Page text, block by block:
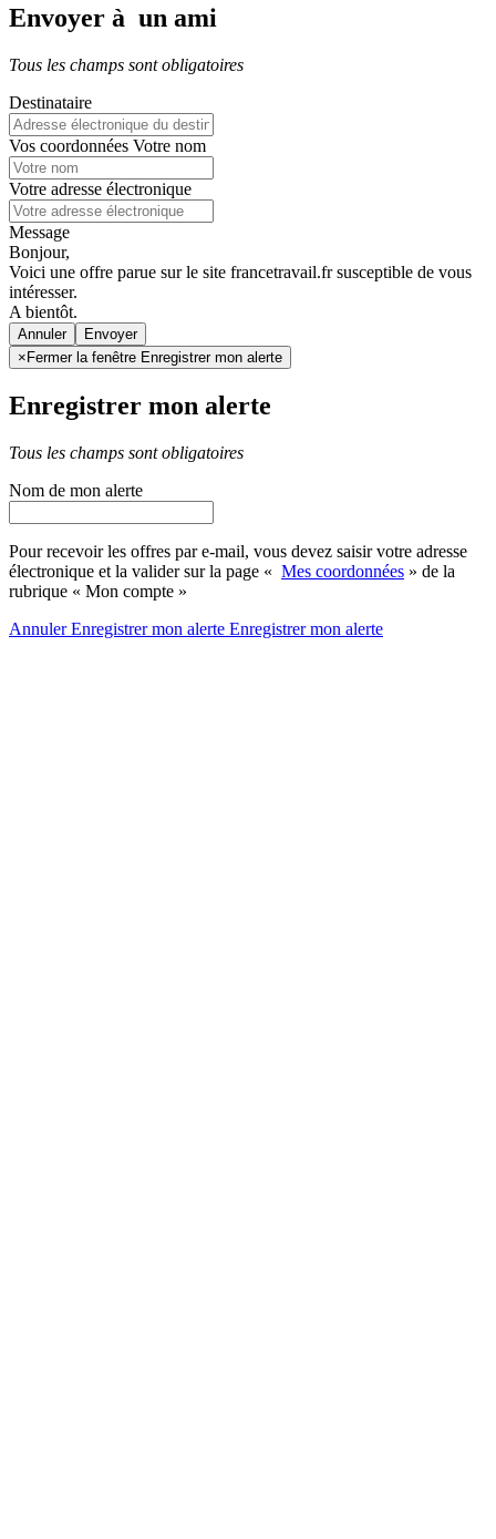
Envoyer à un ami
Tous les champs sont obligatoires
Destinataire
Vos coordonnées Votre nom
Votre adresse électronique
Message
Bonjour,
Voici une offre parue sur le site francetravail.fr susceptible de vous
intéresser.
A bientôt.
Annuler
× Fermer la fenêtre Enregistrer mon alerte
Enregistrer mon alerte
Tous les champs sont obligatoires
Nom de mon alerte
Pour recevoir les offres par e-mail, vous devez saisir votre adresse
électronique et la valider sur la page « Mes coordonnées » de la
rubrique « Mon compte »
AnnulerEnregistrer mon alerte Enregistrermon alerte